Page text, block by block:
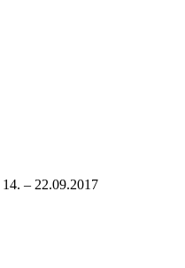
– 22.09.2017